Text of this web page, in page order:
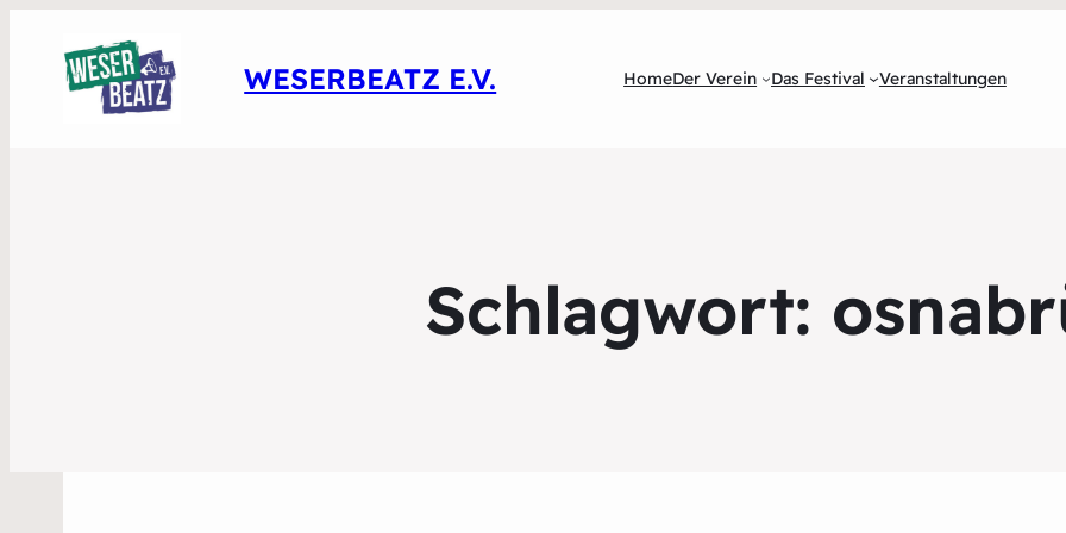
WESERBEATZ E.V. HomeDer Verein Das Festival Veranstaltungen
Schlagwort: